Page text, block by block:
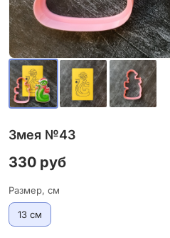
Змея №43
330 руб
Размер, см
13 см